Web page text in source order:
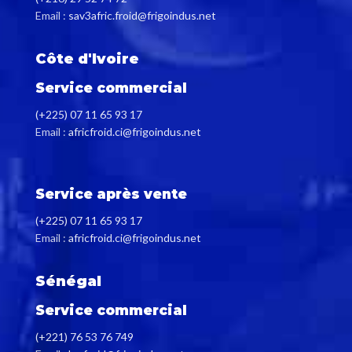
est isotherme.
Le tambour possède deux
raclettes avant et après faites
pour avoir une glace sèche ce
qui facilite le décollement de la
Le générateur sera fourni avec
pompe à eau type immergé.
Nombre de tours racleur : 92
Epaisseur de la glace: 2.00mm à
2.20mm
Fiche technique générateurs
Geneglace
Email : sav3afric.froid@frigoindus.net
Côte d'Ivoire
Service commercial
(+225) 07 11 65 93 17
Email : africfroid.ci@frigoindus.net
Service après vente
(+225) 07 11 65 93 17
Email : africfroid.ci@frigoindus.net
Sénégal
Service commercial
(+221) 76 53 76 749